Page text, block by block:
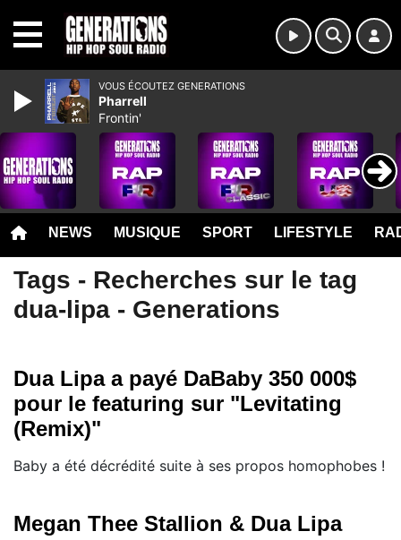
NEWS MUSIQUE SPORT LIFESTYLE
Tags - Recherches sur le tag
dua-lipa - Generations
Dua Lipa a payé DaBaby 350 000$
pour le featuring sur "Levitating
(Remix)"
Baby a été décrédité suite à ses propos homophobes !
Megan Thee Stallion & Dua Lipa
VOUS ÉCOUTEZ GENERATIONS
Pharrell
Frontin'